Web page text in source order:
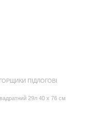
ГОРЩИКИ ПІДЛОГОВІ
29л 40 x 76 см